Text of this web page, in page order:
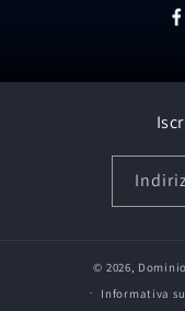
© 2026,
Informativa